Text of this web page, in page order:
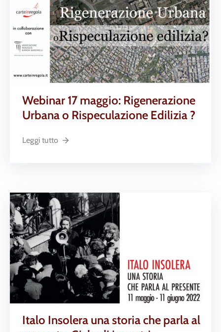
Webinar 17 maggio: Rigenerazione
Urbana o Rispeculazione Edilizia ?
Leggi tutto
Italo Insolera una storia che parla al